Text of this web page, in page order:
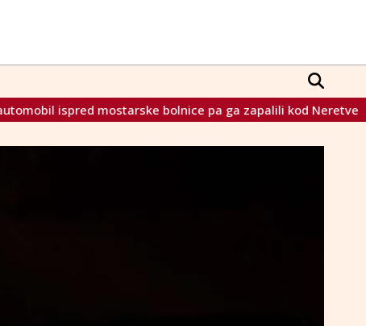
pa ga zapalili kod Neretve Raspala se Scholzova